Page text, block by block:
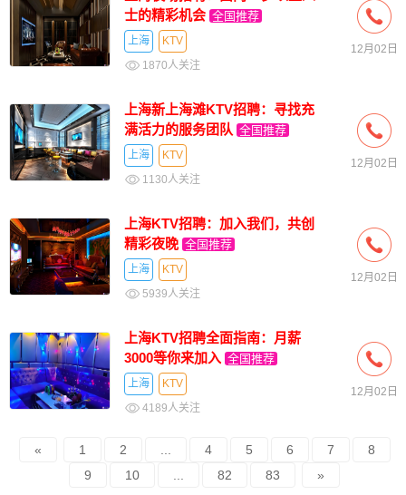
士的精彩机会 全国推荐
上海
KTV
1870人关注
12月02日
上海新上海滩KTV招聘：寻找充
满活力的服务团队 全国推荐
上海
KTV
1130人关注
12月02日
上海KTV招聘：加入我们，共创
精彩夜晚 全国推荐
上海
KTV
5939人关注
12月02日
上海KTV招聘全面指南：月薪
3000等你来加入 全国推荐
上海
KTV
4189人关注
12月02日
« 1 2 4 5 6 7
8
9
10 82 83 »